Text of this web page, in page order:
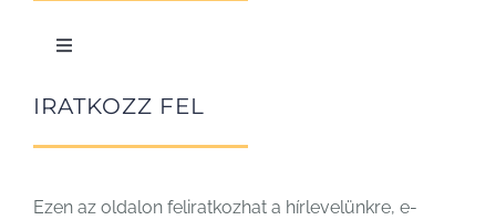
A javak közösbe tétele
Toggle
IRATKOZZ FEL
Ezen az oldalon feliratkozhat a hírlevelünkre, e-